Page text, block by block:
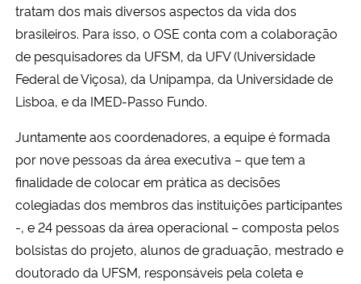
tratam dos mais diversos aspectos da vida dos
brasileiros. Para isso, o OSE conta com a colaboração
de pesquisadores da UFSM, da UFV (Universidade
Federal de Viçosa), da Unipampa, da Universidade de
Lisboa, e da IMED-Passo Fundo.
Juntamente aos coordenadores, a equipe é formada
por nove pessoas da área executiva – que tem a
finalidade de colocar em prática as decisões
colegiadas dos membros das instituições participantes
-, e 24 pessoas da área operacional – composta pelos
bolsistas do projeto, alunos de graduação, mestrado e
doutorado da UFSM, responsáveis pela coleta e